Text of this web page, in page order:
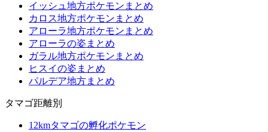
イッシュ地方ポケモンまとめ
カロス地方ポケモンまとめ
アローラ地方ポケモンまとめ
アローラの姿まとめ
ガラル地方ポケモンまとめ
ヒスイの姿まとめ
パルデア地方まとめ
タマゴ距離別
12kmタマゴの孵化ポケモン